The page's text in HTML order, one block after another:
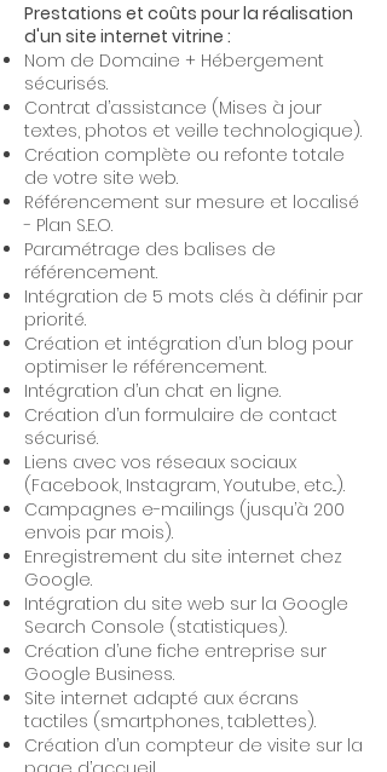
Prestations et coûts pour la réalisation
d'un site internet vitrine :
Nom de Domaine + Hébergement
sécurisés.
Contrat d’assistance (Mises à jour
textes, photos et veille technologique).
Création complète ou refonte totale
de votre site web.
Référencement sur mesure et localisé
- Plan S.E.O.
Paramétrage des balises de
référencement.
Intégration de 5 mots clés à définir par
priorité.
Création et intégration d’un blog pour
optimiser le référencement.
Intégration d’un chat en ligne.
Création d’un formulaire de contact
sécurisé.
Liens avec vos réseaux sociaux
(Facebook, Instagram, Youtube, etc...).
Campagnes e-mailings (jusqu’à 200
envois par mois).
Enregistrement du site internet chez
Google.
Intégration du site web sur la Google
Search Console (statistiques).
Création d’une fiche entreprise sur
Google Business.
Site internet adapté aux écrans
tactiles (smartphones, tablettes).
Création d’un compteur de visite sur la